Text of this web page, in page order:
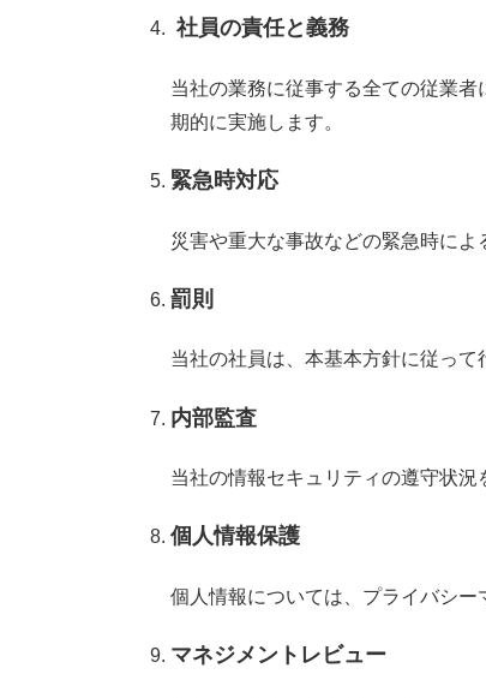
社員の責任と義務
当社の業務に従事する全ての従業
期的に実施します。
緊急時対応
災害や重大な事故などの緊急時によ
罰則
当社の社員は、本基本方針に従って
内部監査
当社の情報セキュリティの遵守状況
個人情報保護
個人情報については、プライバシー
マネジメントレビュー